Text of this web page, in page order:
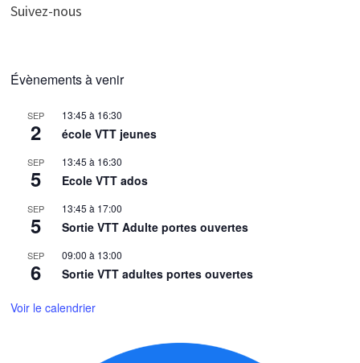
Suivez-nous
Évènements à venir
SEP
2
13:45 à 16:30
école VTT jeunes
SEP
5
13:45 à 16:30
Ecole VTT ados
SEP
5
13:45 à 17:00
Sortie VTT Adulte portes ouvertes
SEP
6
09:00 à 13:00
Sortie VTT adultes portes ouvertes
Voir le calendrier